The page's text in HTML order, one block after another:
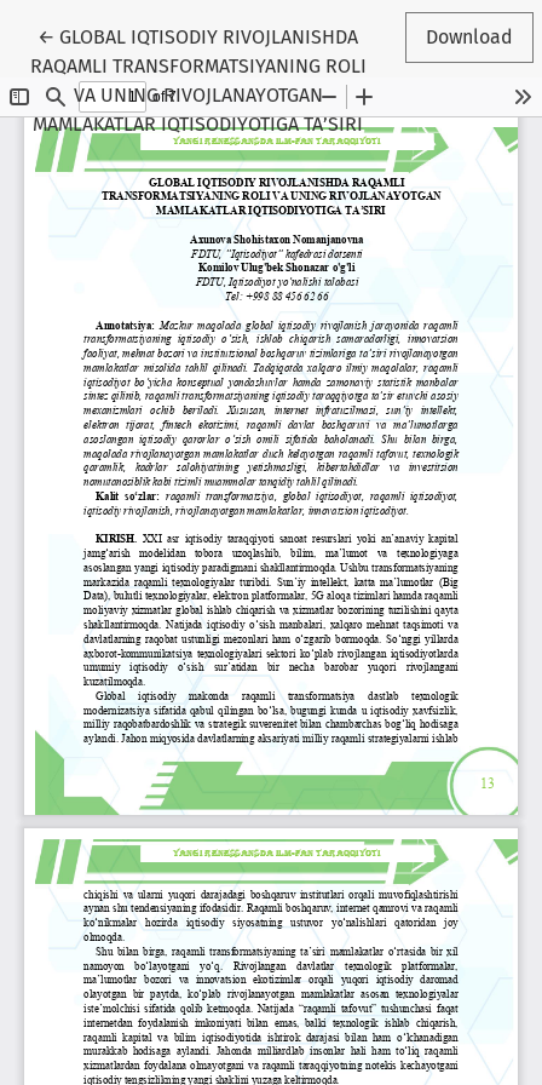
← Return to Article Details
GLOBAL IQTISODIY RIVOJLANISHDA
RAQAMLI TRANSFORMATSIYANING ROLI
VA UNING RIVOJLANAYOTGAN
MAMLAKATLAR IQTISODIYOTIGA TA’SIRI
Download